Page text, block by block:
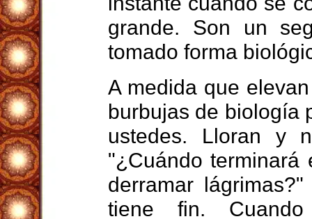
grande. Son un
tomado forma
A medida que
burbujas de biología
ustedes. Lloran y
"¿Cuándo terminará
derramar
tiene fin.